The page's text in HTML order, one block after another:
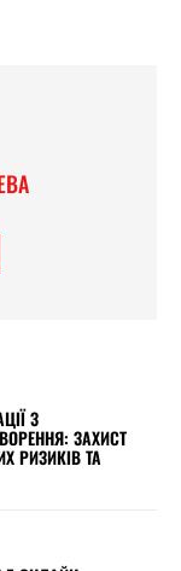
З
ЗАХИСТ
РИЗИКІВ ТА